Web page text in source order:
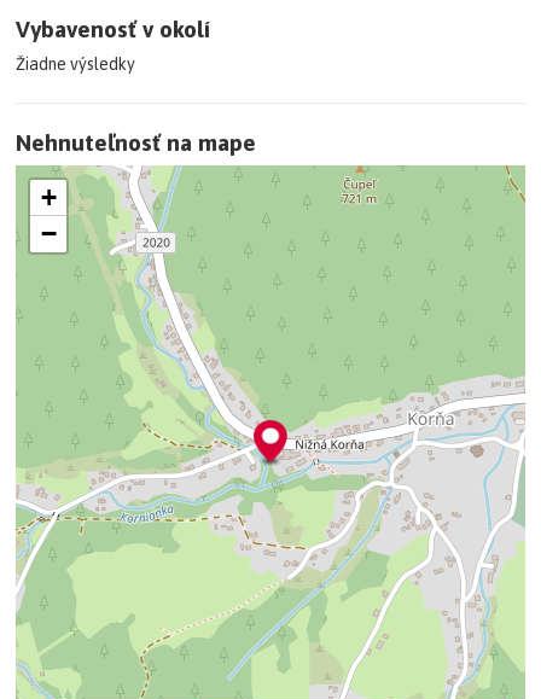
Vybavenosť v okolí
Žiadne výsledky
Nehnuteľnosť na mape
+
−